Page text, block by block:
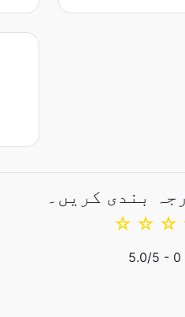
بندی کریں۔
☆
☆
☆
5.0/5 - 0